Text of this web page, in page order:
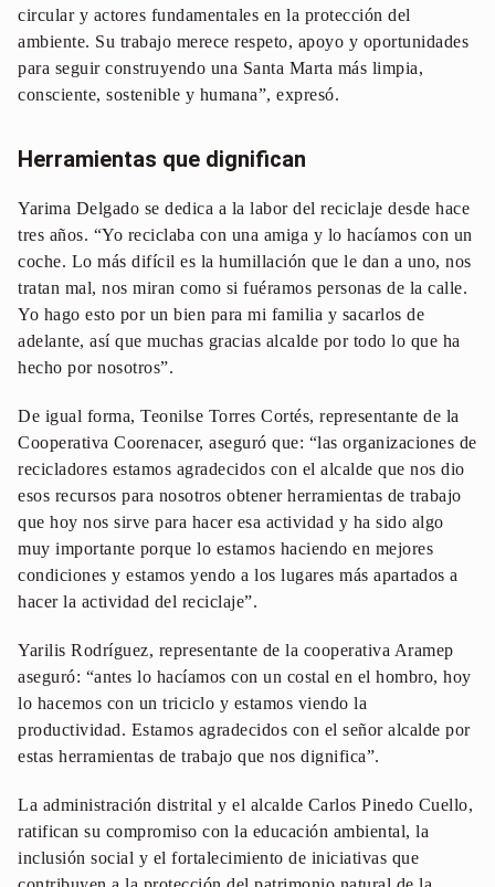
circular y actores fundamentales en la protección del
ambiente. Su trabajo merece respeto, apoyo y oportunidades
para seguir construyendo una Santa Marta más limpia,
consciente, sostenible y humana”, expresó.
Herramientas que dignifican
Yarima Delgado se dedica a la labor del reciclaje desde hace
tres años. “Yo reciclaba con una amiga y lo hacíamos con un
coche. Lo más difícil es la humillación que le dan a uno, nos
tratan mal, nos miran como si fuéramos personas de la calle.
Yo hago esto por un bien para mi familia y sacarlos de
adelante, así que muchas gracias alcalde por todo lo que ha
hecho por nosotros”.
De igual forma, Teonilse Torres Cortés, representante de la
Cooperativa Coorenacer, aseguró que: “las organizaciones de
recicladores estamos agradecidos con el alcalde que nos dio
esos recursos para nosotros obtener herramientas de trabajo
que hoy nos sirve para hacer esa actividad y ha sido algo
muy importante porque lo estamos haciendo en mejores
condiciones y estamos yendo a los lugares más apartados a
hacer la actividad del reciclaje”.
Yarilis Rodríguez, representante de la cooperativa Aramep
aseguró: “antes lo hacíamos con un costal en el hombro, hoy
lo hacemos con un triciclo y estamos viendo la
productividad. Estamos agradecidos con el señor alcalde por
estas herramientas de trabajo que nos dignifica”.
La administración distrital y el alcalde Carlos Pinedo Cuello,
ratifican su compromiso con la educación ambiental, la
inclusión social y el fortalecimiento de iniciativas que